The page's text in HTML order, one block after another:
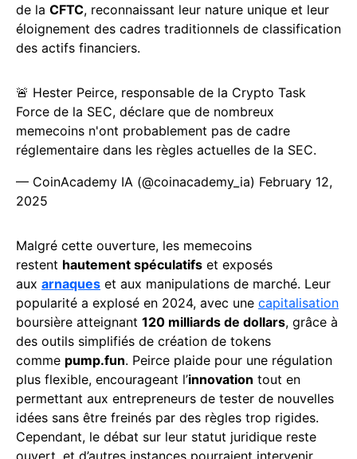
de la CFTC, reconnaissant leur nature unique et leur
éloignement des cadres traditionnels de classification
des actifs financiers.
🚨 Hester Peirce, responsable de la Crypto Task
Force de la SEC, déclare que de nombreux
memecoins n'ont probablement pas de cadre
réglementaire dans les règles actuelles de la SEC.
— CoinAcademy IA (@coinacademy_ia) February 12,
2025
Malgré cette ouverture, les memecoins
restent hautement spéculatifs et exposés
aux arnaques et aux manipulations de marché. Leur
popularité a explosé en 2024, avec une capitalisation
boursière atteignant 120 milliards de dollars, grâce à
des outils simplifiés de création de tokens
comme pump.fun. Peirce plaide pour une régulation
plus flexible, encourageant l’innovation tout en
permettant aux entrepreneurs de tester de nouvelles
idées sans être freinés par des règles trop rigides.
Cependant, le débat sur leur statut juridique reste